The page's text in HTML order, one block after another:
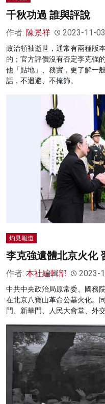
千秋功過 誰與評說
作者: 陳景祥 2023-11-03
政治領袖逝世，通常有兩種版
的；官方評價沒有否定李克強
他「貼地」、務實，更了解一
話，不迴避、不掩飾。
灼見報道
李克強遺體北京火化
作者: 本社編輯部 2023-
中共中央政治局原常委、國務
在北京八寶山革命公墓火化。
門、新華門、人民大會堂、外